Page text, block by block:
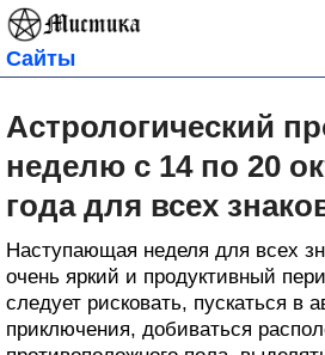
Сайты
Астрологический
неделю с 14 по 20
года для всех
Наступающая неделя для всех
очень яркий и продуктивный
следует рисковать, пускаться в
приключения, добиваться